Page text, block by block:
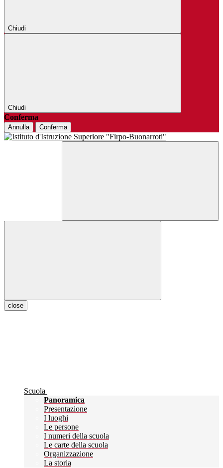
Chiudi
Chiudi
Conferma
Annulla Conferma
close
Scuola
Panoramica
Presentazione
I luoghi
Le persone
I numeri della scuola
Le carte della scuola
Organizzazione
La storia